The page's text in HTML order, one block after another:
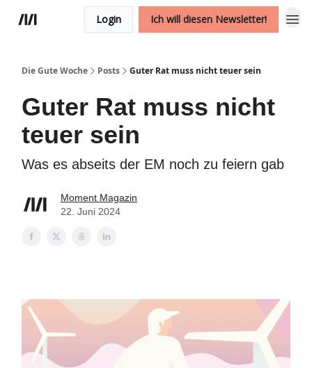
Login Ich will diesen Newsletter!
Die Gute Woche Posts Guter Rat muss nicht teuer sein
Guter Rat muss nicht
teuer sein
Was es abseits der EM noch zu feiern gab
Moment Magazin
22. Juni 2024